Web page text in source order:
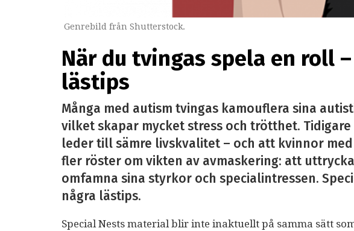
Genrebild från Shutterstock.
När du tvingas spela en roll
lästips
Många med autism tvingas kamouflera sina
vilket skapar mycket stress och trötthet.
leder till sämre livskvalitet – och att kvinnor
fler röster om vikten av avmaskering: att
omfamna sina styrkor och specialintressen.
några lästips.
Special Nests material blir inte inaktuellt på samma sätt